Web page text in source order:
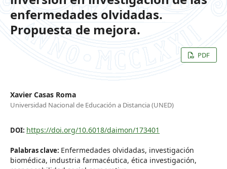
enfermedades olvidadas.
Propuesta de mejora.
PDF
Xavier Casas Roma
Universidad Nacional de Educación a Distancia (UNED)
DOI: https://doi.org/10.6018/daimon/173401
Palabras clave: Enfermedades olvidadas, investigación
biomédica, industria farmacéutica, ética investigación,